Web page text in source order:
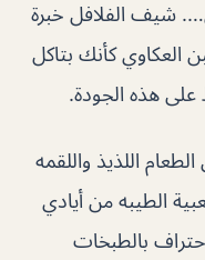
شيف الفلافل خبرة
العكاوي كأنك بتاكل
على هذه الجودة.
اللذيذ واللقمه
الطيبه من أيادي
بالطبخات